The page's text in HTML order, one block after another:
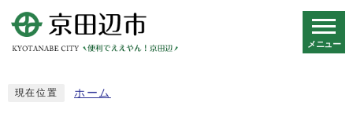
メニュー
現在位置 ホーム